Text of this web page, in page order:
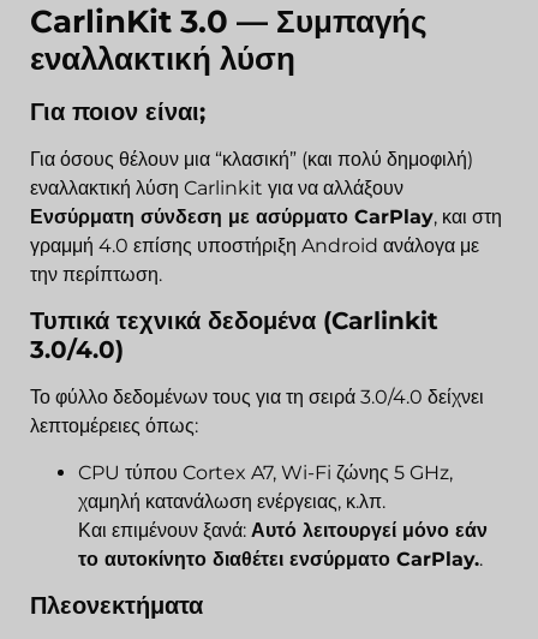
CarlinKit 3.0 — Συμπαγής
εναλλακτική λύση
Για ποιον είναι;
Για όσους θέλουν μια “κλασική” (και πολύ δημοφιλή)
εναλλακτική λύση Carlinkit για να αλλάξουν
Ενσύρματη σύνδεση με ασύρματο CarPlay, και στη
γραμμή 4.0 επίσης υποστήριξη Android ανάλογα με
την περίπτωση.
Τυπικά τεχνικά δεδομένα (Carlinkit
3.0/4.0)
Το φύλλο δεδομένων τους για τη σειρά 3.0/4.0 δείχνει
λεπτομέρειες όπως:
CPU τύπου Cortex A7, Wi-Fi ζώνης 5 GHz,
χαμηλή κατανάλωση ενέργειας, κ.λπ.
Και επιμένουν ξανά: Αυτό λειτουργεί μόνο εάν
το αυτοκίνητο διαθέτει ενσύρματο CarPlay..
Πλεονεκτήματα